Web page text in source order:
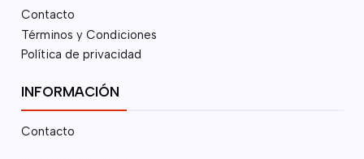
Contacto
Términos y Condiciones
Política de privacidad
INFORMACIÓN
Contacto